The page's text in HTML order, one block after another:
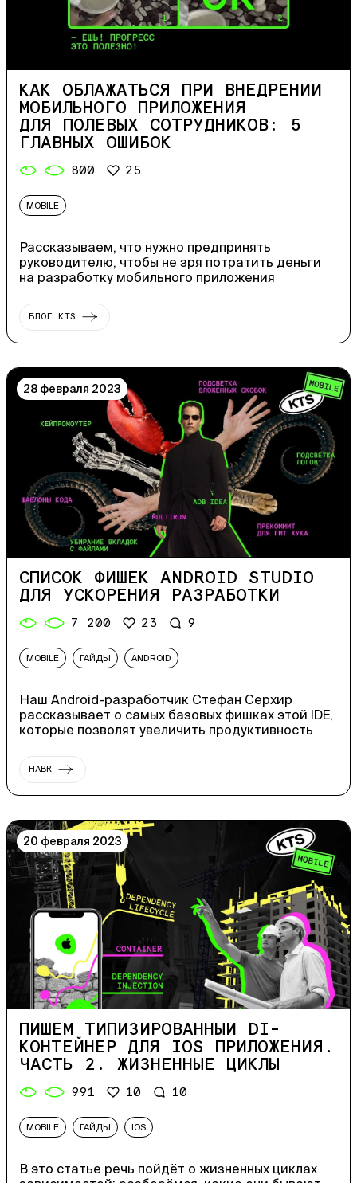
КАК ОБЛАЖАТЬСЯ ПРИ ВНЕДРЕНИИ
МОБИЛЬНОГО ПРИЛОЖЕНИЯ
ДЛЯ ПОЛЕВЫХ СОТРУДНИКОВ: 5
ГЛАВНЫХ ОШИБОК
800 25
MOBILE
Рассказываем, что нужно предпринять
руководителю, чтобы не зря потратить деньги
на разработку мобильного приложения
БЛОГ KTS
28 февраля 2023
СПИСОК ФИШЕК ANDROID STUDIO
ДЛЯ УСКОРЕНИЯ РАЗРАБОТКИ
7 200 23 9
MOBILE ГАЙДЫ ANDROID
Наш Android-разработчик Стефан Серхир
рассказывает о самых базовых фишках этой IDE,
которые позволят увеличить продуктивность
HABR
20 февраля 2023
ПИШЕМ ТИПИЗИРОВАННЫЙ DI-
КОНТЕЙНЕР ДЛЯ IOS ПРИЛОЖЕНИЯ.
ЧАСТЬ 2. ЖИЗНЕННЫЕ ЦИКЛЫ
991 10 10
MOBILE ГАЙДЫ IOS
В это статье речь пойдёт о жизненных циклах